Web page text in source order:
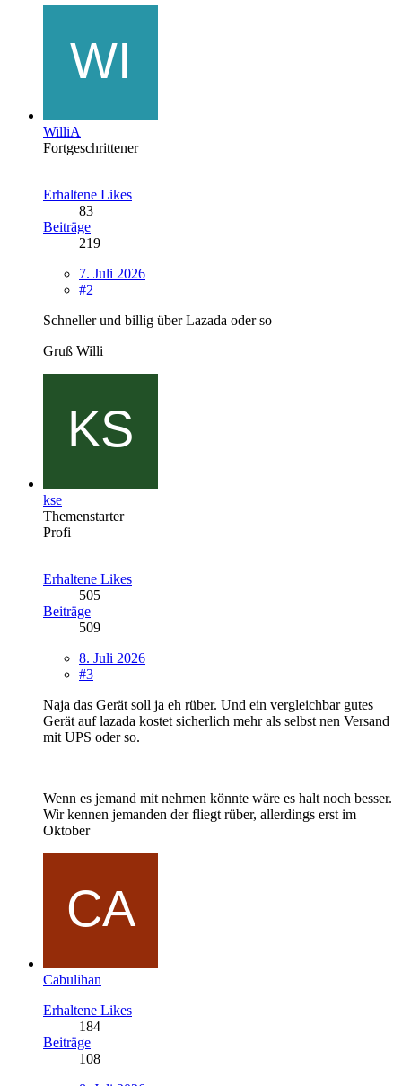
WilliA
Fortgeschrittener
Erhaltene Likes
83
Beiträge
219
7. Juli 2026
#2
Schneller und billig über Lazada oder so
Gruß Willi
kse
Themenstarter
Profi
Erhaltene Likes
505
Beiträge
509
8. Juli 2026
#3
Naja das Gerät soll ja eh rüber. Und ein vergleichbar gutes
Gerät auf lazada kostet sicherlich mehr als selbst nen Versand
mit UPS oder so.
Wenn es jemand mit nehmen könnte wäre es halt noch besser.
Wir kennen jemanden der fliegt rüber, allerdings erst im
Oktober
Cabulihan
Erhaltene Likes
184
Beiträge
108